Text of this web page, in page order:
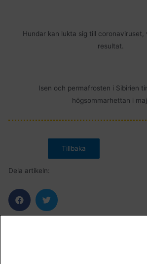
Hundar kan lukta sig till coronaviruset,
resultat.
Isen och permafrosten i Sibirien
högsommarhettan i maj.
Dela artikeln: